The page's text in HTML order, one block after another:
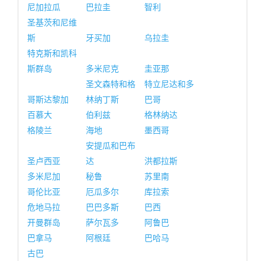
尼加拉瓜
巴拉圭
智利
圣基茨和尼维
斯
牙买加
乌拉圭
特克斯和凯科
斯群岛
多米尼克 圭亚那
哥斯达黎加
圣文森特和格
林纳丁斯
特立尼达和多
巴哥
百慕大
伯利兹
格林纳达
格陵兰
海地 墨西哥
圣卢西亚
安提瓜和巴布
达
洪都拉斯
多米尼加
秘鲁
苏里南
哥伦比亚
厄瓜多尔
库拉索
危地马拉
巴巴多斯
巴西
开曼群岛
萨尔瓦多
阿鲁巴
巴拿马
阿根廷
巴哈马
古巴